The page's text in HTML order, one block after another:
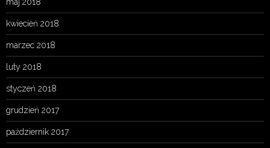
maj 2018
kwiecień 2018
marzec 2018
luty 2018
styczeń 2018
grudzień 2017
październik 2017